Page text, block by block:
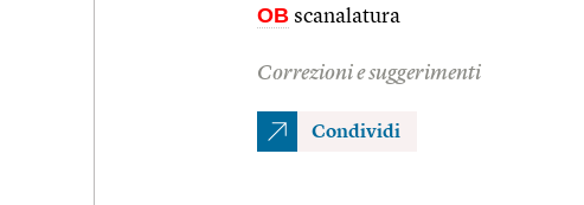
OB scanalatura
Correzioni e suggerimenti
Condividi